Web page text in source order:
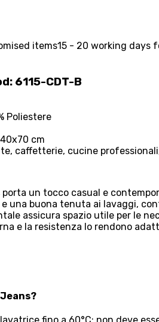
items15 - 20 working days
6115-CDT-B
Poliestere
cm
caffetterie, cucine
porta un tocco casual e
una buona tenuta ai lavaggi,
assicura spazio utile per le
e la resistenza lo rendono